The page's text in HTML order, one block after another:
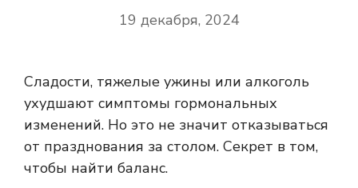
19 декабря, 2024
Сладости, тяжелые ужины или алкоголь
ухудшают симптомы гормональных
изменений. Но это не значит отказываться
от празднования за столом. Секрет в том,
чтобы найти баланс.